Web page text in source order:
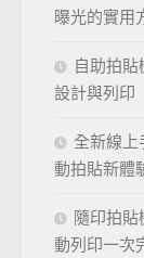
曝光的實用
自助拍貼
設計與列印
全新線上
動拍貼新體
隨印拍貼
動列印一次